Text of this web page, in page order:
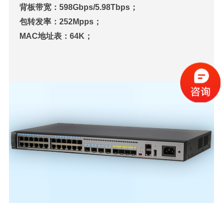
背板带宽：598Gbps/5.98Tbps；
包转发率：252Mpps；
MAC地址表：64K；